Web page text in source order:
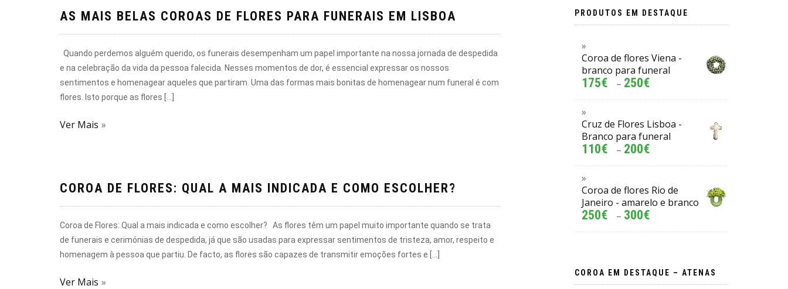
AS MAIS BELAS COROAS DE FLORES PARA FUNERAIS EM LISBOA
Quando perdemos alguém querido, os funerais desempenham um papel importante na nossa jornada de despedida
e na celebração da vida da pessoa falecida. Nesses momentos de dor, é essencial expressar os nossos
sentimentos e homenagear aqueles que partiram. Uma das formas mais bonitas de homenagear num funeral é com
flores. Isto porque as flores […]
Ver Mais
COROA DE FLORES: QUAL A MAIS INDICADA E COMO ESCOLHER?
Coroa de Flores: Qual a mais indicada e como escolher? As flores têm um papel muito importante quando se trata
de funerais e cerimónias de despedida, já que são usadas para expressar sentimentos de tristeza, amor, respeito e
homenagem à pessoa que partiu. De facto, as flores são capazes de transmitir emoções fortes e […]
Ver Mais
PRODUTOS EM DESTAQUE
Coroa de flores Viena -
branco para funeral
175€ – 250€
Cruz de Flores Lisboa -
Branco para funeral
110€ – 200€
Coroa de flores Rio de
Janeiro - amarelo e branco
250€ – 300€
COROA EM DESTAQUE – ATENAS